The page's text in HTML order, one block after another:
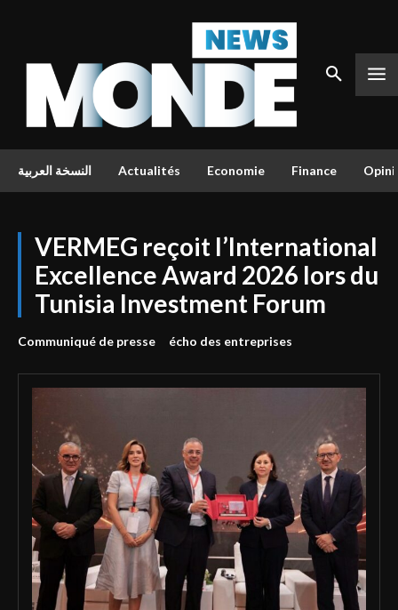
النسخة العربية Actualités Economie Finance
VERMEG reçoit l’International
Excellence Award 2026 lors du
Tunisia Investment Forum
Communiqué de presse écho des entreprises